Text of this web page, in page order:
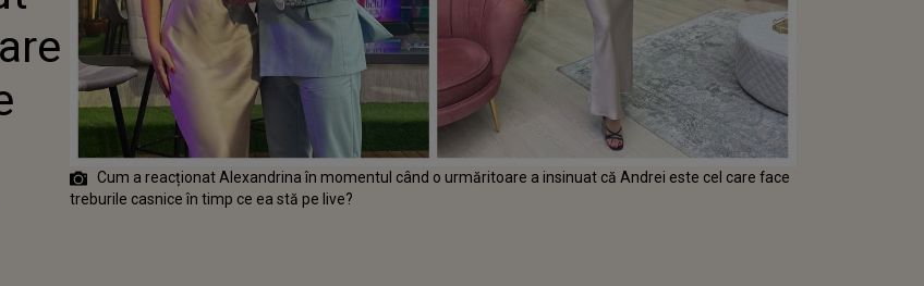
ÎȚI
CASA
FĂRĂ
CĂ A
PE
Cum a reacționat Alexandrina în momentul când o urmăritoare a insinuat că Andrei este cel care face
treburile casnice în timp ce ea stă pe live?